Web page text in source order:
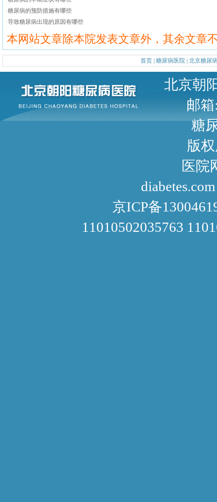
·糖尿病的预防措施有哪些
·导致糖尿病出现的原因有哪些
本网站文章除本院发表文章外，其余文章
首页 糖尿病医院 北京糖尿
北京朝阳区甜水园东
邮箱
糖尿病咨询
版
医院网址： http://
京ICP备
11010502035763